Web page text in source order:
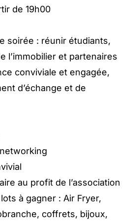
de 19h00
soirée : réunir étudiants,
l’immobilier et partenaires
conviviale et engagée,
d’échange et de
au profit de l’association
à gagner : Air Fryer,
coffrets, bijoux,